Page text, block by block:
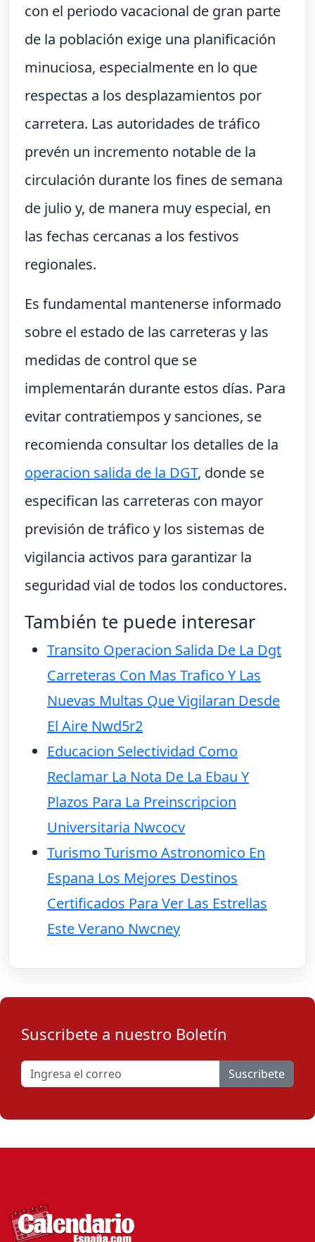
con el periodo vacacional de gran parte
de la población exige una planificación
minuciosa, especialmente en lo que
respectas a los desplazamientos por
carretera. Las autoridades de tráfico
prevén un incremento notable de la
circulación durante los fines de semana
de julio y, de manera muy especial, en
las fechas cercanas a los festivos
regionales.
Es fundamental mantenerse informado
sobre el estado de las carreteras y las
medidas de control que se
implementarán durante estos días. Para
evitar contratiempos y sanciones, se
recomienda consultar los detalles de la
operacion salida de la DGT, donde se
especifican las carreteras con mayor
previsión de tráfico y los sistemas de
vigilancia activos para garantizar la
seguridad vial de todos los conductores.
También te puede interesar
Transito Operacion Salida De La Dgt
Carreteras Con Mas Trafico Y Las
Nuevas Multas Que Vigilaran Desde
El Aire Nwd5r2
Educacion Selectividad Como
Reclamar La Nota De La Ebau Y
Plazos Para La Preinscripcion
Universitaria Nwcocv
Turismo Turismo Astronomico En
Espana Los Mejores Destinos
Certificados Para Ver Las Estrellas
Este Verano Nwcney
Suscribete a nuestro Boletín
Suscribete